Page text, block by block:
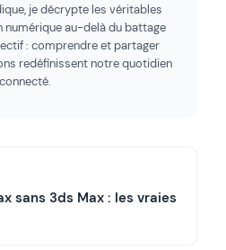
je décrypte les véritables
numérique au-delà du battage
: comprendre et partager
redéfinissent notre quotidien
connecté.
sans 3ds Max : les vraies